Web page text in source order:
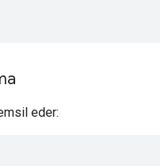
eder: